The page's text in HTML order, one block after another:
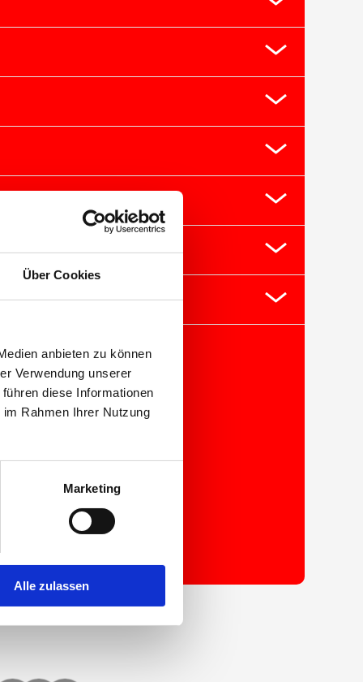
Über Cookies
anbieten zu können
Verwendung unserer
diese Informationen
Rahmen Ihrer Nutzung
Marketing
Alle zulassen
ANFRAGE STARTEN